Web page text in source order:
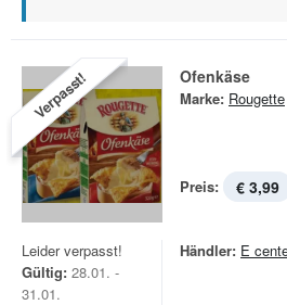
Verpasst! Ofenkäse
Marke: Rougette
Preis: € 3,99
Leider verpasst!
Gültig: 28.01. -
31.01.
Händler: E